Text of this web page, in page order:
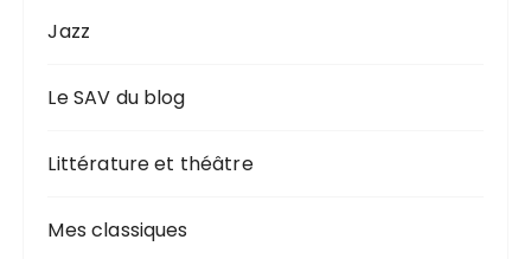
Jazz
Le SAV du blog
Littérature et théâtre
Mes classiques